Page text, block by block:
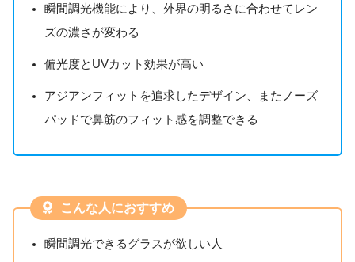
瞬間調光機能により、外界の明るさに合わせてレン
ズの濃さが変わる
偏光度とUVカット効果が高い
アジアンフィットを追求したデザイン、またノーズ
パッドで鼻筋のフィット感を調整できる
こんな人におすすめ
瞬間調光できるグラスが欲しい人